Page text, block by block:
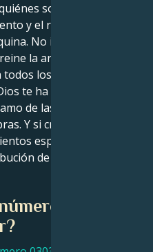
somos en el
y el resentimiento
No intentes
la armonía
los demás
te ha concedido el
de las almas de los
Y si cruzas enteros o
espirituales y
de Dios está al
de ángel